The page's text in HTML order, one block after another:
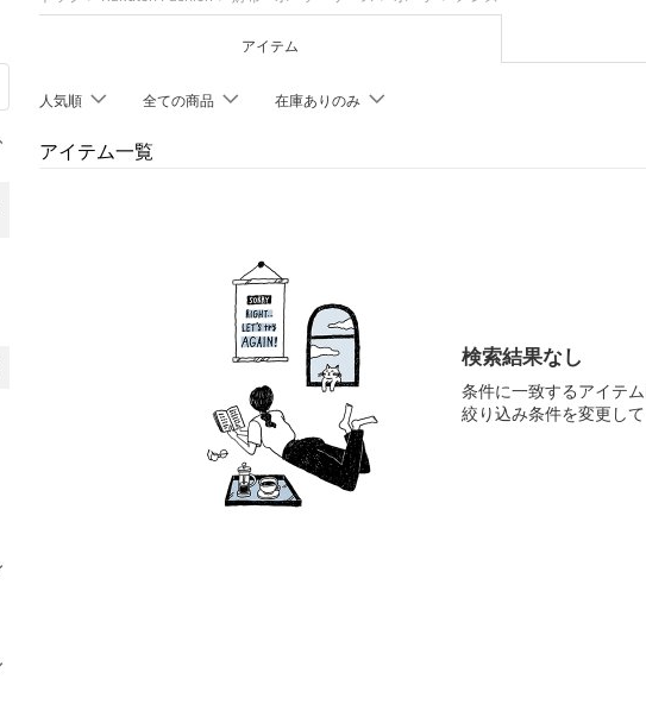
アイテム
人気順 全ての商品 在庫ありのみ
アイテム一覧
検索結果なし
条件に一致するアイテ
絞り込み条件を変更し